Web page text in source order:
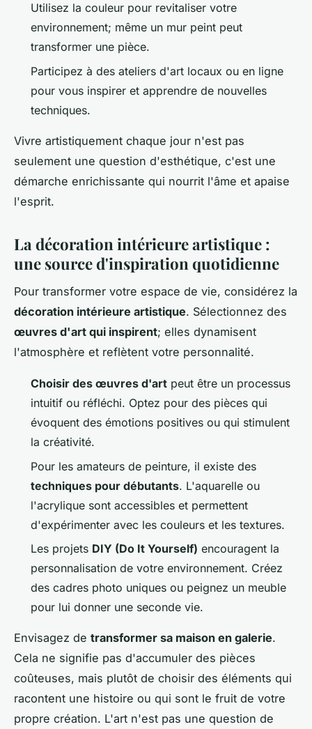
Utilisez la couleur pour revitaliser votre
environnement; même un mur peint peut
transformer une pièce.
Participez à des ateliers d'art locaux ou en ligne
pour vous inspirer et apprendre de nouvelles
techniques.
Vivre artistiquement chaque jour n'est pas
seulement une question d'esthétique, c'est une
démarche enrichissante qui nourrit l'âme et apaise
l'esprit.
La décoration intérieure artistique :
une source d'inspiration quotidienne
Pour transformer votre espace de vie, considérez la
décoration intérieure artistique. Sélectionnez des
œuvres d'art qui inspirent; elles dynamisent
l'atmosphère et reflètent votre personnalité.
Choisir des œuvres d'art peut être un processus
intuitif ou réfléchi. Optez pour des pièces qui
évoquent des émotions positives ou qui stimulent
la créativité.
Pour les amateurs de peinture, il existe des
techniques pour débutants. L'aquarelle ou
l'acrylique sont accessibles et permettent
d'expérimenter avec les couleurs et les textures.
Les projets DIY (Do It Yourself) encouragent la
personnalisation de votre environnement. Créez
des cadres photo uniques ou peignez un meuble
pour lui donner une seconde vie.
Envisagez de transformer sa maison en galerie.
Cela ne signifie pas d'accumuler des pièces
coûteuses, mais plutôt de choisir des éléments qui
racontent une histoire ou qui sont le fruit de votre
propre création. L'art n'est pas une question de